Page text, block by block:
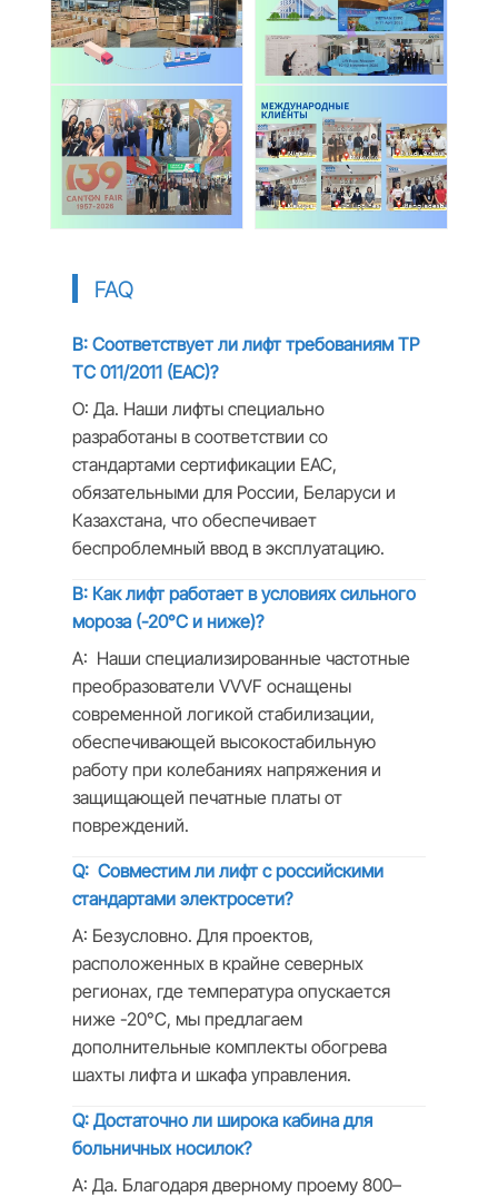
FAQ
В: Соответствует ли лифт требованиям ТР
ТС 011/2011 (EAC)?
О: Да. Наши лифты специально
разработаны в соответствии со
стандартами сертификации EAC,
обязательными для России, Беларуси и
Казахстана, что обеспечивает
беспроблемный ввод в эксплуатацию.
В: Как лифт работает в условиях сильного
мороза (-20°C и ниже)?
A: Наши специализированные частотные
преобразователи VVVF оснащены
современной логикой стабилизации,
обеспечивающей высокостабильную
работу при колебаниях напряжения и
защищающей печатные платы от
повреждений.
Q: Совместим ли лифт с российскими
стандартами электросети?
A: Безусловно. Для проектов,
расположенных в крайне северных
регионах, где температура опускается
ниже -20°C, мы предлагаем
дополнительные комплекты обогрева
шахты лифта и шкафа управления.
Q: Достаточно ли широка кабина для
больничных носилок?
A: Да. Благодаря дверному проему 800–